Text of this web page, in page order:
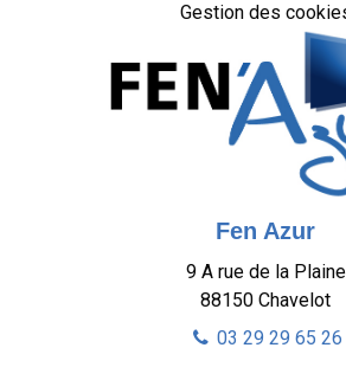
Gestion des
Fen Azur
9 A rue de la Plaine
88150 Chavelot
03 29 29 65 26